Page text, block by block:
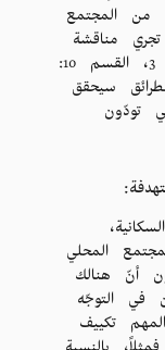
من المجتمع
مناقشة
كتابة المسوح وتوزيعها بالتفصيل في الفصل 3، القسم 10:
سيحقق
تودّون
المحلي
أنّ هنالك
في التوجّه
تكييف